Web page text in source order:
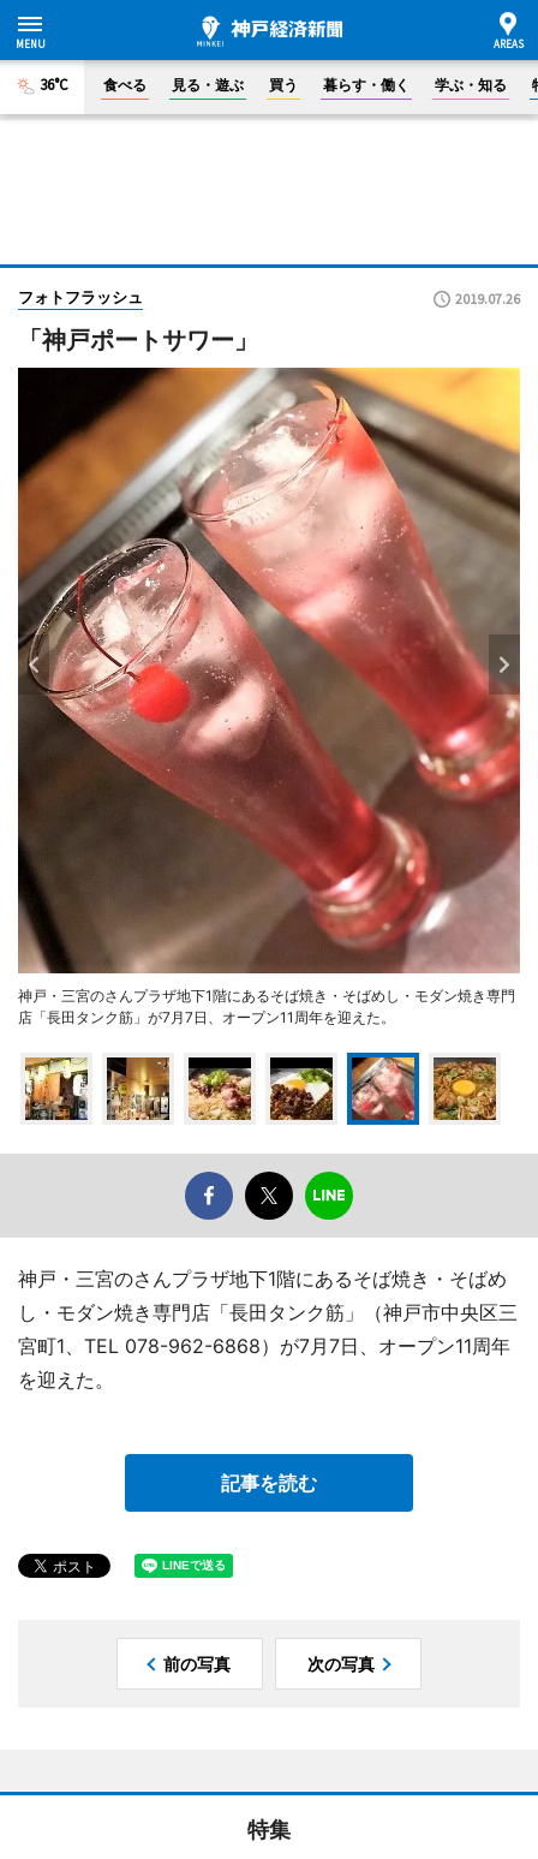
36°C 食べる 見る・遊ぶ 買う 暮らす・働く 学ぶ・知る
フォトフラッシュ 2019.07.26
「神戸ポートサワー」
神戸・三宮のさんプラザ地下1階にあるそば焼き・そばめし・モダン焼き専門
店「長田タンク筋」が7月7日、オープン11周年を迎えた。
神戸・三宮のさんプラザ地下1階にあるそば焼き・そばめ
し・モダン焼き専門店「長田タンク筋」（神戸市中央区三
宮町1、TEL 078-962-6868）が7月7日、オープン11周年
を迎えた。
記事を読む
前の写真 次の写真
特集